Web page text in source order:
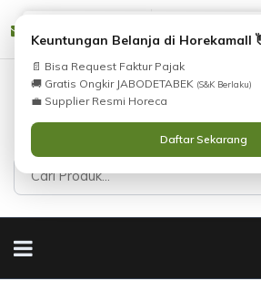
(021)
Keuntungan Belanja di Horekamall
📄 Bisa Request Faktur Pajak
🚚 Gratis Ongkir JABODETABEK (S&K Berlaku)
💼 Supplier Resmi Horeca
Daftar Sekarang
i
Silahkan lihat
Hubungi